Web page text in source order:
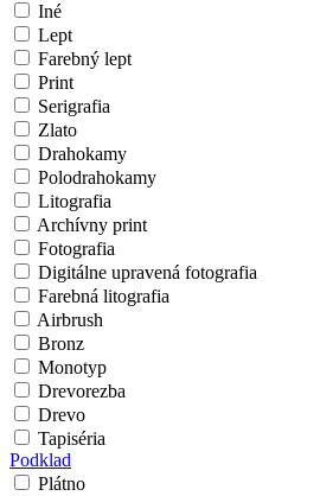
Iné
Lept
Farebný lept
Print
Serigrafia
Zlato
Drahokamy
Polodrahokamy
Litografia
Archívny print
Fotografia
Digitálne upravená fotografia
Farebná litografia
Airbrush
Bronz
Monotyp
Drevorezba
Drevo
Tapiséria
Podklad
Plátno